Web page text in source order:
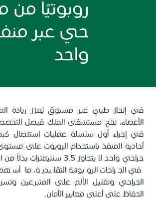
روبوتيًا من
حي عبر
واحد
في إنجاز طبي غير مسبوق يُعزز ريادة
الأعضاء، نجح مستشفى الملك فيصل
في إجراء أول سلسلة عمليات استئصال
أحادية المنفذ باستخدام الروبوت على
جراحي واحد لا يتجاوز 3.5
في الجراحات الروبوتية التقليدية، ما
الجراحي وتقليل الألم على المتبرعين
الحفاظ على أعلى معايير الأمان.